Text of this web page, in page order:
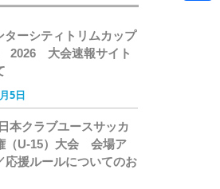
ターシティトリムカップ
2026 大会速報サイト
5日
本クラブユースサッカ
（U-15）大会 会場ア
応援ルールについてのお